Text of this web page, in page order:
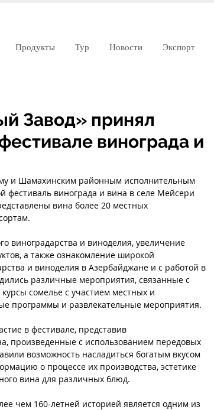
Продукты Тур Новости Экспорт
Завод» принял
винограда и
и Шамахинским районным исполнительным
фестиваль винограда и вина в селе Мейсери
вина более 20 местных
виноградарства и виноделия, увеличение
а также ознакомление широкой
и виноделия в Азербайджане и с работой в
различные мероприятия, связанные с
сомелье с участием местных и
программы и развлекательные мероприятия.
в фестивале, представив
произведенные с использованием передовых
возможность насладиться богатым вкусом
о процессе их производства, эстетике
вина для различных блюд.
чем 160-летней историей является одним из